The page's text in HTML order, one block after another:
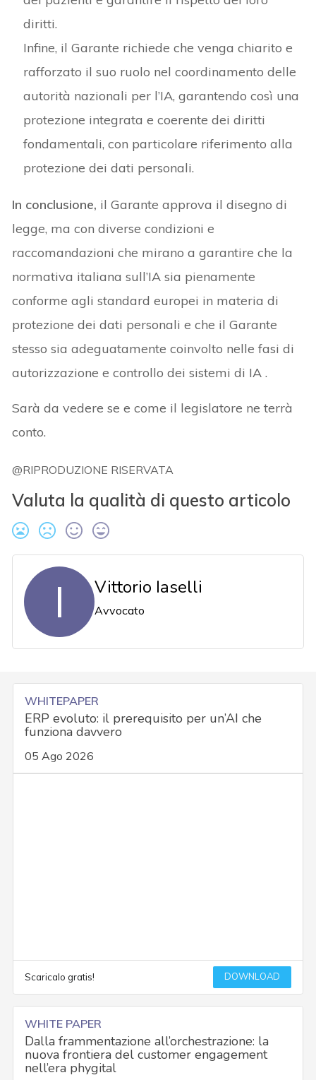
diritti.
Infine, il Garante richiede che venga chiarito e
rafforzato il suo ruolo nel coordinamento delle
autorità nazionali per l’IA, garantendo così una
protezione integrata e coerente dei diritti
fondamentali, con particolare riferimento alla
protezione dei dati personali.
In conclusione, il Garante approva il disegno di
legge, ma con diverse condizioni e
raccomandazioni che mirano a garantire che la
normativa italiana sull’IA sia pienamente
conforme agli standard europei in materia di
protezione dei dati personali e che il Garante
stesso sia adeguatamente coinvolto nelle fasi di
autorizzazione e controllo dei sistemi di IA .
Sarà da vedere se e come il legislatore ne terrà
conto.
@RIPRODUZIONE RISERVATA
Valuta la qualità di questo articolo
I Vittorio Iaselli
Avvocato
WHITEPAPER
ERP evoluto: il prerequisito per un’AI che
funziona davvero
05 Ago 2026
Scaricalo gratis! DOWNLOAD
WHITE PAPER
Dalla frammentazione all’orchestrazione: la
nuova frontiera del customer engagement
nell’era phygital